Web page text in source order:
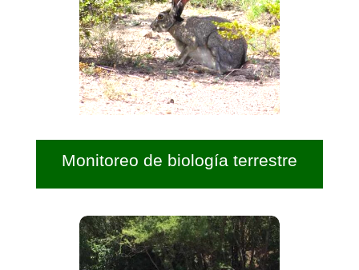
Monitoreo de biología terrestre